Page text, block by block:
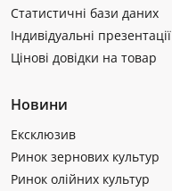
Статистичні бази даних
Індивідуальні презентації
Цінові довідки на товар
Новини
Ексклюзив
Ринок зернових культур
Ринок олійних культур